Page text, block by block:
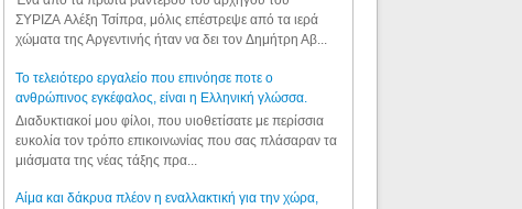
ΣΥΡΙΖΑ Αλέξη Τσίπρα, μόλις επέστρεψε από τα ιερά
χώματα της Αργεντινής ήταν να δει τον Δημήτρη Αβ...
Το τελειότερο εργαλείο που επινόησε ποτε ο
ανθρώπινος εγκέφαλος, είναι η Ελληνική γλώσσα.
Διαδυκτιακοί μου φίλοι, που υιοθετίσατε με περίσσια
ευκολία τον τρόπο επικοινωνίας που σας πλάσαραν τα
μιάσματα της νέας τάξης πρα...
Αίμα και δάκρυα πλέον η εναλλακτική για την χώρα,